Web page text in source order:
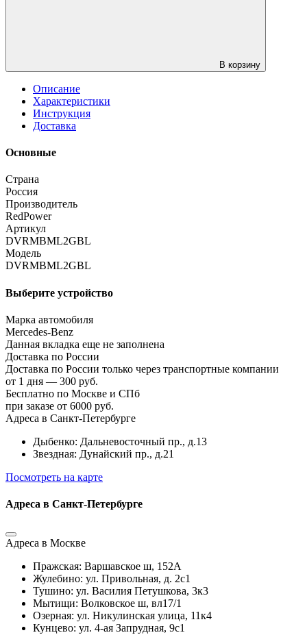
В корзину
Описание
Характеристики
Инструкция
Доставка
Основные
Страна
Россия
Производитель
RedPower
Артикул
DVRMBML2GBL
Модель
DVRMBML2GBL
Выберите устройство
Марка автомобиля
Mercedes-Benz
Данная вкладка еще не заполнена
Доставка по России
Доставка по России только через транспортные компании
от 1 дня — 300 руб.
Бесплатно по Москве и СПб
при заказе от 6000 руб.
Адреса в Санкт-Петербурге
Дыбенко: Дальневосточный пр., д.13
Звездная: Дунайский пр., д.21
Посмотреть на карте
Адреса в Санкт-Петербурге
Адреса в Москве
Пражская: Варшавское ш, 152А
Жулебино: ул. Привольная, д. 2с1
Тушино: ул. Василия Петушкова, 3к3
Мытищи: Волковское ш, вл17/1
Озерная: ул. Никулинская улица, 11к4
Кунцево: ул. 4-ая Запрудная, 9с1